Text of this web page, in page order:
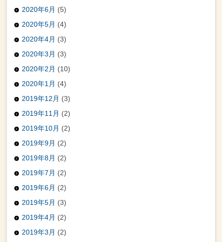
2020年6月 (5)
2020年5月 (4)
2020年4月 (3)
2020年3月 (3)
2020年2月 (10)
2020年1月 (4)
2019年12月 (3)
2019年11月 (2)
2019年10月 (2)
2019年9月 (2)
2019年8月 (2)
2019年7月 (2)
2019年6月 (2)
2019年5月 (3)
2019年4月 (2)
2019年3月 (2)